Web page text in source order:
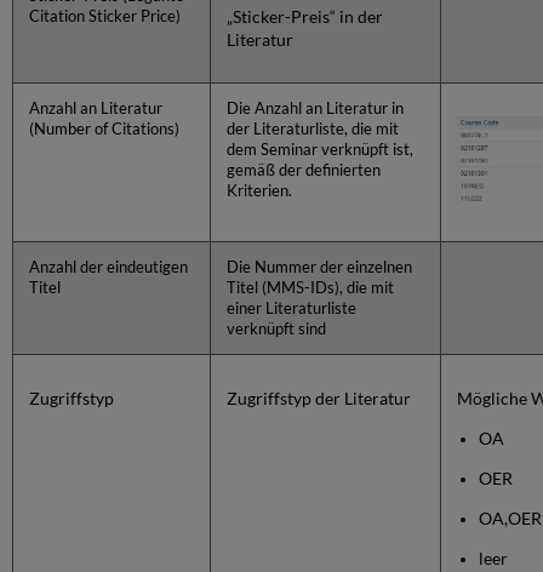
Citation Sticker Price)
„Sticker-Preis“ in der
Literatur
Anzahl an Literatur
(Number of Citations)
Die Anzahl an Literatur in
der Literaturliste, die mit
dem Seminar verknüpft ist,
gemäß der definierten
Kriterien.
Anzahl der eindeutigen
Titel
Die Nummer der einzelnen
Titel (MMS-IDs), die mit
einer Literaturliste
verknüpft sind
Zugriffstyp Zugriffstyp der Literatur
Mögliche
OA
OER
OA,OER
leer